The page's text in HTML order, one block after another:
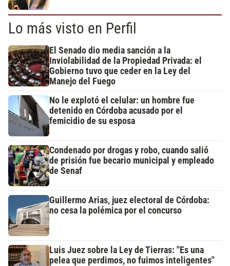
Lo más visto en Perfil
El Senado dio media sanción a la
Inviolabilidad de la Propiedad Privada: el
Gobierno tuvo que ceder en la Ley del
Manejo del Fuego
No le explotó el celular: un hombre fue
detenido en Córdoba acusado por el
femicidio de su esposa
Condenado por drogas y robo, cuando salió
de prisión fue becario municipal y empleado
de Senaf
Guillermo Arias, juez electoral de Córdoba:
no cesa la polémica por el concurso
Luis Juez sobre la Ley de Tierras: "Es una
pelea que perdimos, no fuimos inteligentes"